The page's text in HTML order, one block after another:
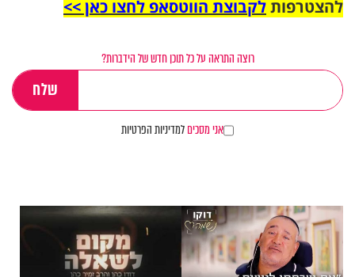
להצטרפותלקבוצת הווטסאפ לחצו כאן >>
רוצה התראה על כל תוכן חדש של הידברות?
אני מסכיםלמדיניות הפרטיות